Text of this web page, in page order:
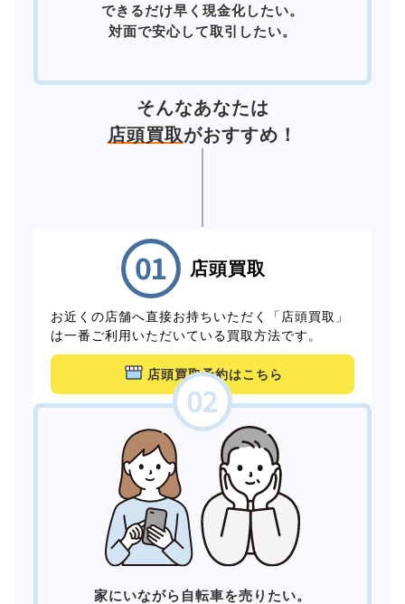
できるだけ早く現金化したい。
対面で安心して取引したい。
そんなあなたは
店頭買取がおすすめ！
店頭買取
お近くの店舗へ直接お持ちいただく「店頭買取」
は一番ご利用いただいている買取方法です。
店頭買取予約はこちら
家にいながら自転車を売りたい。